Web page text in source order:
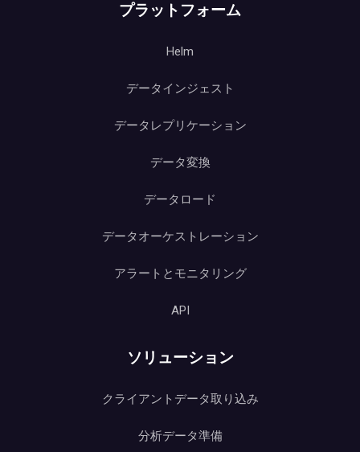
プラットフォーム
Helm
データインジェスト
データレプリケーション
データ変換
データロード
データオーケストレーション
アラートとモニタリング
API
ソリューション
クライアントデータ取り込み
分析データ準備